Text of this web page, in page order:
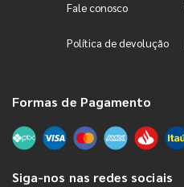
Fale conosco
Política de devolução
Formas de Pagamento
Siga-nos nas redes sociais